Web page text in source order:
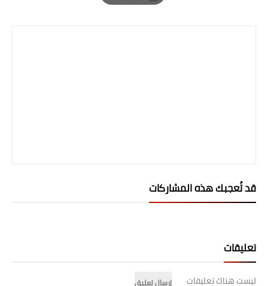
Print
قد تُعجبك هذه المشاركات
تعليقات
ليست هناك تعليقات
إرسال تعليق